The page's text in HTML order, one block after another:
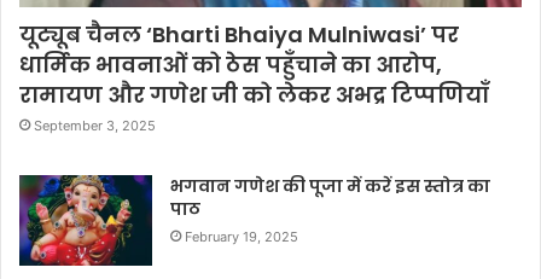
यूट्यूब चैनल ‘Bharti Bhaiya Mulniwasi’ पर
धार्मिक भावनाओं को ठेस पहुँचाने का आरोप,
रामायण और गणेश जी को लेकर अभद्र टिप्पणियाँ
September 3, 2025
भगवान गणेश की पूजा में करें इस स्तोत्र का
पाठ
February 19, 2025